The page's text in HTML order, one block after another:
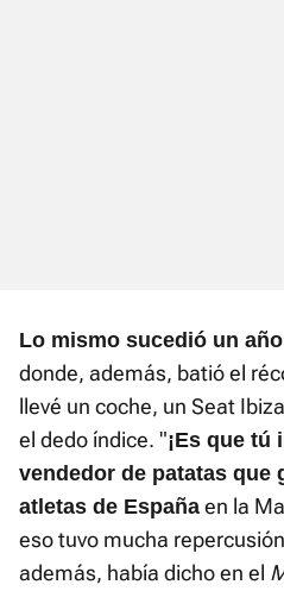
Lo mismo sucedió un
donde, además, batió el
llevé un coche, un Seat
el dedo índice. "¡Es que tú
vendedor de patatas que
atletas de España en la
eso tuvo mucha
además, había dicho en el